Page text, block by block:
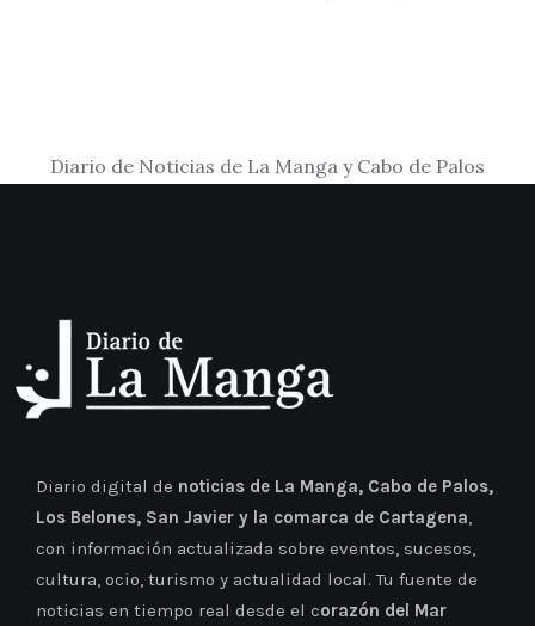
Diario de Noticias de La Manga y Cabo de Palos
Diario digital de noticias de La Manga, Cabo de Palos,
Los Belones, San Javier y la comarca de Cartagena
con información actualizada sobre eventos, sucesos,
cultura, ocio, turismo y actualidad local. Tu fuente de
noticias en tiempo real desde el corazón del Mar